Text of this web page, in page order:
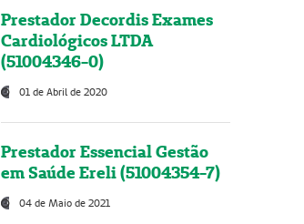
Prestador Decordis Exames
Cardiológicos LTDA
(51004346-0)
01 de Abril de 2020
Prestador Essencial Gestão
em Saúde Ereli (51004354-7)
04 de Maio de 2021